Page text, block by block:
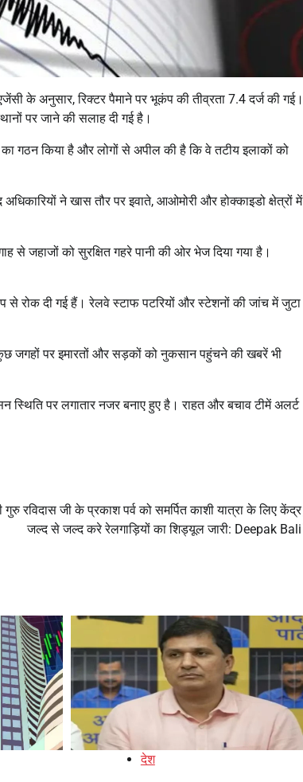
के अनुसार, रिक्टर पैमाने पर भूकंप की तीव्रता 7.4 दर्ज की गई।
पर जाने की सलाह दी गई है।
गठन किया है और लोगों से अपील की है कि वे तटीय इलाकों को
ने खास तौर परइवाते, आओमोरी औरहोक्काइडो क्षेत्रों में
से जहाजों को सुरक्षित गहरे पानी की ओर भेज दिया गया है।
से रोक दी गई हैं। रेलवे स्टाफ पटरियों और स्टेशनों की जांच में जुटा
जगहों पर इमारतों और सड़कों को नुकसान पहुंचने की खबरें भी
पर लगातार नजर बनाए हुए है। राहत और बचाव टीमें अलर्ट
गुरु रविदास जी के प्रकाश पर्व को समर्पित काशी यात्रा के लिए केंद्र
जल्द से जल्द करे रेलगाड़ियों का शिड्यूल जारी: Deepak Bali
देश